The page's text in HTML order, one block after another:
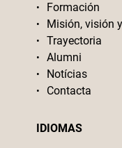
Formación
Misión, visión
Trayectoria
Alumni
Notícias
Contacta
IDIOMAS